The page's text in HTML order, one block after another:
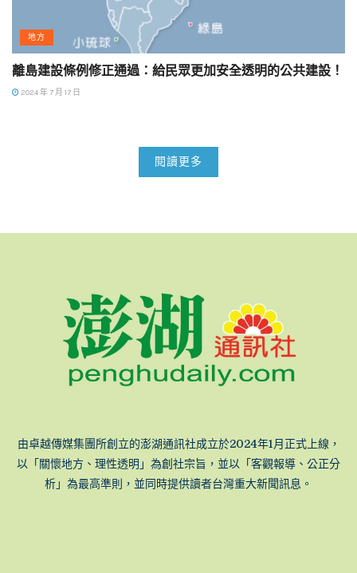
地方
離島建設條例修正通過：給民眾更加安全透明的公共建設！
2024 年 7 月 17 日
閱讀更多
由卓越傳媒集團所創立的澎湖通訊社成立於2024年1月正式上線，
以「關懷地方、理性透明」為創社宗旨，並以「客觀報導、公正分
析」為最高準則，並同時提供讀者台灣重大新聞訊息。